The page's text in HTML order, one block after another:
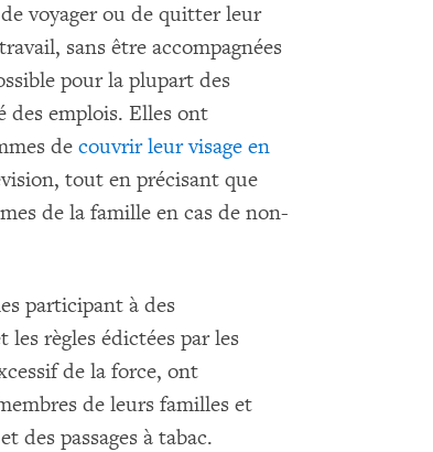
voyager ou de quitter leur
sans être accompagnées
pour la plupart des
des emplois. Elles ont
decouvrir leur visage en
tout en précisant que
de la famille en cas de non-
participant à des
règles édictées par les
de la force, ont
de leurs familles et
des passages à tabac.